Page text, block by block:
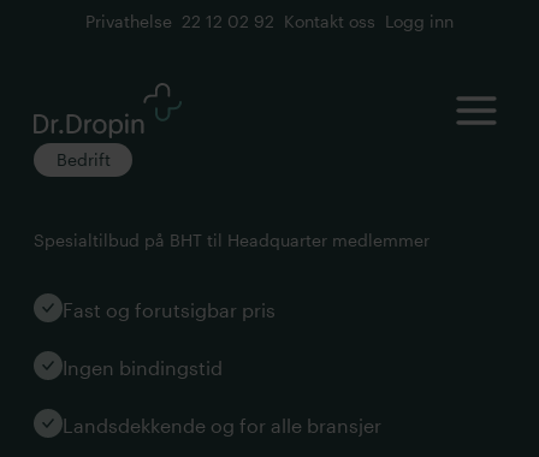
Privathelse 22 12 02 92 Kontakt oss Logg inn
Bedrift
Spesialtilbud på BHT til Headquarter medlemmer
Fast og forutsigbar pris
Ingen bindingstid
Landsdekkende og for alle bransjer